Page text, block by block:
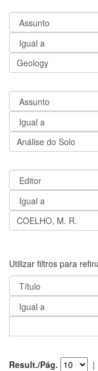
Utilizar filtros para
Result./Pág. |